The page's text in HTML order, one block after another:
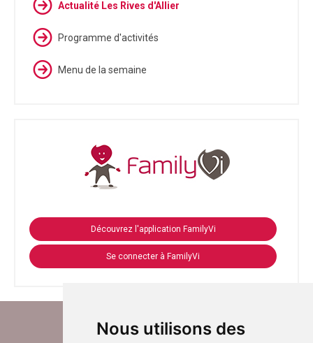
Nous utilisons des
Actualité Les Rives d'Allier
Programme d'activités
Menu de la semaine
Découvrez l'application FamilyVi
Se connecter à FamilyVi